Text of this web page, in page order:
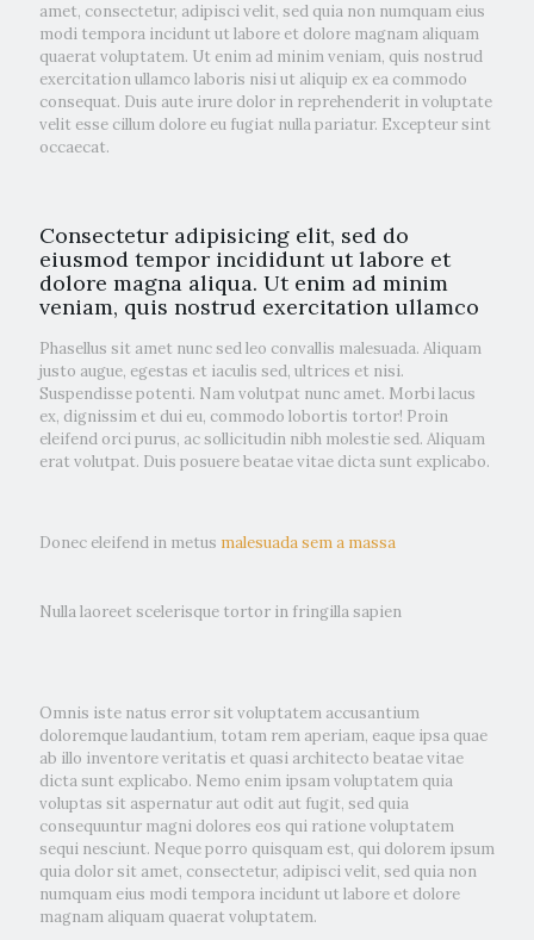
amet, consectetur, adipisci velit, sed quia non numquam eius
modi tempora incidunt ut labore et dolore magnam aliquam
quaerat voluptatem. Ut enim ad minim veniam, quis nostrud
exercitation ullamco laboris nisi ut aliquip ex ea commodo
consequat. Duis aute irure dolor in reprehenderit in voluptate
velit esse cillum dolore eu fugiat nulla pariatur. Excepteur sint
occaecat.
Consectetur adipisicing elit, sed do
eiusmod tempor incididunt ut labore et
dolore magna aliqua. Ut enim ad minim
veniam, quis nostrud exercitation ullamco
Phasellus sit amet nunc sed leo convallis malesuada. Aliquam
justo augue, egestas et iaculis sed, ultrices et nisi.
Suspendisse potenti. Nam volutpat nunc amet. Morbi lacus
ex, dignissim et dui eu, commodo lobortis tortor! Proin
eleifend orci purus, ac sollicitudin nibh molestie sed. Aliquam
erat volutpat. Duis posuere beatae vitae dicta sunt explicabo.
Donec eleifend in metus malesuada sem a massa
Nulla laoreet scelerisque tortor in fringilla sapien
Omnis iste natus error sit voluptatem accusantium
doloremque laudantium, totam rem aperiam, eaque ipsa quae
ab illo inventore veritatis et quasi architecto beatae vitae
dicta sunt explicabo. Nemo enim ipsam voluptatem quia
voluptas sit aspernatur aut odit aut fugit, sed quia
consequuntur magni dolores eos qui ratione voluptatem
sequi nesciunt. Neque porro quisquam est, qui dolorem ipsum
quia dolor sit amet, consectetur, adipisci velit, sed quia non
numquam eius modi tempora incidunt ut labore et dolore
magnam aliquam quaerat voluptatem.